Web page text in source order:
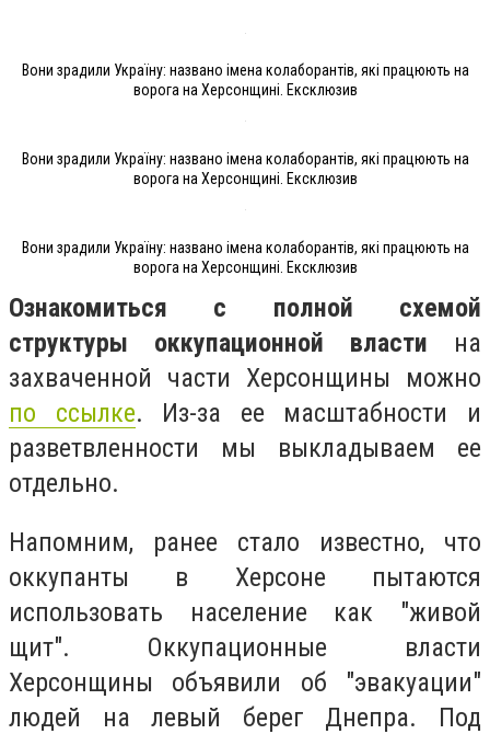
Вони зрадили Україну: названо імена колаборантів, які працюють на
ворога на Херсонщині. Ексклюзив
Вони зрадили Україну: названо імена колаборантів, які працюють на
ворога на Херсонщині. Ексклюзив
Вони зрадили Україну: названо імена колаборантів, які працюють на
ворога на Херсонщині. Ексклюзив
Ознакомиться с полной схемой
структуры оккупационной власти на
захваченной части Херсонщины можно
по ссылке. Из-за ее масштабности и
разветвленности мы выкладываем ее
отдельно.
Напомним, ранее стало известно, что
оккупанты в Херсоне пытаются
использовать население как "живой
щит". Оккупационные власти
Херсонщины объявили об "эвакуации"
людей на левый берег Днепра. Под